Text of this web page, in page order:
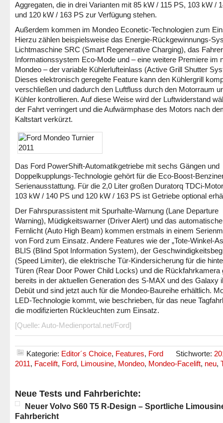
Aggregaten, die in drei Varianten mit 85 kW / 115 PS, 103 kW /
und 120 kW / 163 PS zur Verfügung stehen.
Außerdem kommen im Mondeo Econetic-Technologien zum
Hierzu zählen beispielsweise das Energie-Rückgewinnungs-
Lichtmaschine SRC (Smart Regenerative Charging), das
Informationssystem Eco-Mode und – eine weitere Premiere im
Mondeo – der variable Kühlerlufteinlass (Active Grill Shutter
Dieses elektronisch geregelte Feature kann den Kühlergrill
verschließen und dadurch den Luftfluss durch den Motorraum
Kühler kontrollieren. Auf diese Weise wird der Luftwiderstand
der Fahrt verringert und die Aufwärmphase des Motors nach
Kaltstart verkürzt.
Das Ford PowerShift-Automatikgetriebe mit sechs Gängen und
Doppelkupplungs-Technologie gehört für die Eco-Boost-
Serienausstattung. Für die 2,0 Liter großen Duratorq TDCi-
103 kW / 140 PS und 120 kW / 163 PS ist Getriebe optional
Der Fahrspurassistent mit Spurhalte-Warnung (Lane Departure
Warning), Müdigkeitswarner (Driver Alert) und das automatische
Fernlicht (Auto High Beam) kommen erstmals in einem
von Ford zum Einsatz. Andere Features wie der „Tote-Winkel-
BLIS (Blind Spot Information System), der
(Speed Limiter), die elektrische Tür-Kindersicherung für die
Türen (Rear Door Power Child Locks) und die Rückfahrkamera
bereits in der aktuellen Generation des S-MAX und des Galaxy
Debüt und sind jetzt auch für die Mondeo-Baureihe erhältlich.
LED-Technologie kommt, wie beschrieben, für das neue
die modifizierten Rückleuchten zum Einsatz.
[Quelle: Auto-Medienportal.net/Ford]
Kategorie: Editor´s Choice, Features, Ford Stichworte:
2011, Facelift, Ford, Limousine, Mondeo, Mondeo-Facelift, neu,
Neue Tests und Fahrberichte:
Neuer Volvo S60 T5 R-Design – Sportliche
Fahrbericht